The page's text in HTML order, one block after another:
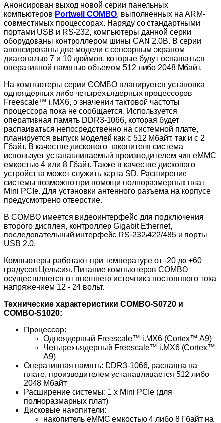
Анонсирован выход новой серии панельных
компьютеров Portwell COMBO, выполненных на ARM-
совместимых процессорах. Наряду со стандартными
портами USB и RS-232, компьютеры данной серии
оборудованы контроллером шины CAN 2.0B. В серии
анонсированы две модели с сенсорным экраном
диагональю 7 и 10 дюймов, которые будут оснащаться
оперативной памятью объемом 512 либо 2048 Мбайт.
На компьютеры серии COMBO планируется установка
одноядерных либо четырехъядерных процессоров
Freescale™ i.MX6, о значении тактовой частоты
процессора пока не сообщается. Используется
оперативная память DDR3-1066, которая будет
распаиваться непосредственно на системной плате,
планируется выпуск моделей как с 512 Мбайт, так и с 2
Гбайт. В качестве дискового накопителя система
использует устанавливаемый производителем чип eMMC
емкостью 4 или 8 Гбайт. Также в качестве дискового
устройства может служить карта SD. Расширение
системы возможно при помощи полноразмерных плат
Mini PCIe. Для установки антенного разъема на корпусе
предусмотрено отверстие.
В COMBO имеется видеоинтерфейс для подключения
второго дисплея, контроллер Gigabit Ethernet,
последовательный интерфейс RS-232/422/485 и порты
USB 2.0.
Компьютеры работают при температуре от -20 до +60
градусов Цельсия. Питание компьютеров COMBO
осуществляется от внешнего источника постоянного тока
напряжением 12 - 24 вольт.
Технические характеристики COMBO-S0720 и
COMBO-S1020:
Процессор:
Одноядерный Freescale™ i.MX6 (Cortex™ A9)
Четырехъядерный Freescale™ i.MX6 (Cortex™
A9)
Оперативная память: DDR3-1066, распаяна на
плате, производителем устанавливается 512 либо
2048 Мбайт
Расширение системы: 1 x Mini PCIe (для
полноразмарных плат)
Дисковые накопители:
накопитель eMMC емкостью 4 либо 8 Гбайт на